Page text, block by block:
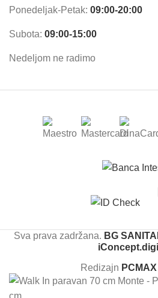
Ponedeljak-Petak: 09:00-20:00
Subota: 09:00-15:00
Nedeljom ne radimo
Sva prava zadržana. BG
Redizajn